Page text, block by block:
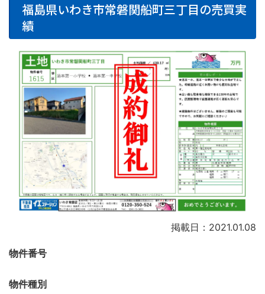
福島県いわき市常磐関船町三丁目の売買実
績
掲載日：2021.01.08
物件番号
物件種別